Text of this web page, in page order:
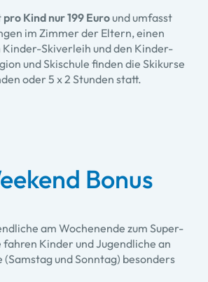
pro Kind nur 199 Euro und umfasst
im Zimmer der Eltern, einen
Kinder-Skiverleih und den Kinder-
und Skischule finden die Skikurse
oder 5 x 2 Stunden statt.
Bonus
am Wochenende zum Super-
fahren Kinder und Jugendliche an
und Sonntag) besonders